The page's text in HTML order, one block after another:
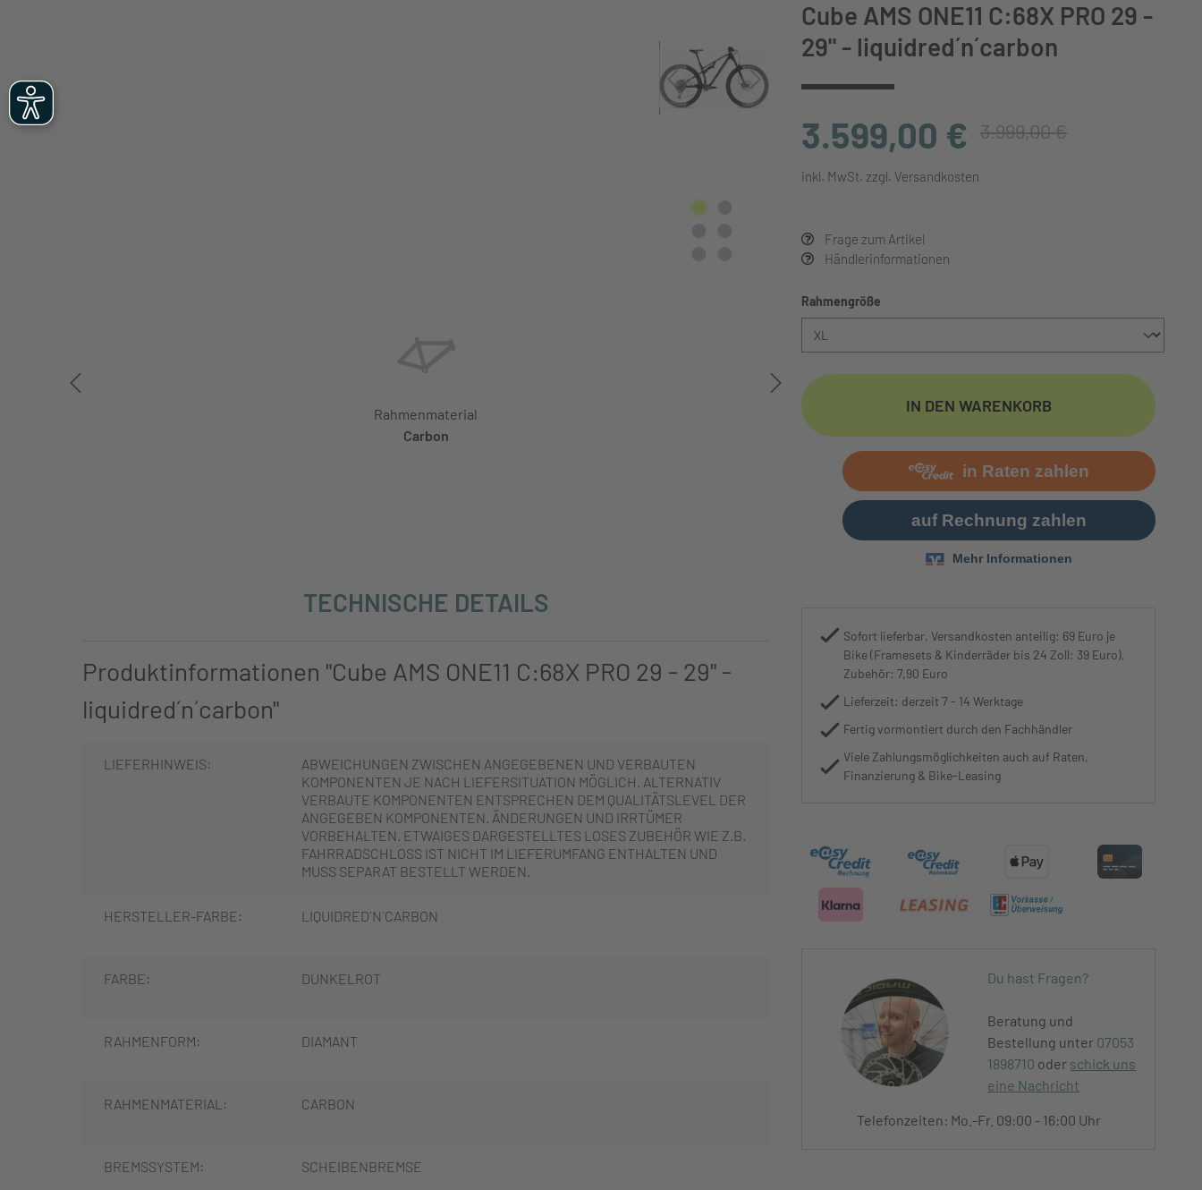
Rahmenmaterial
Carbon
Bremse
Magura MT Thirty, 2-Piston, Hydr.
Cube AMS ONE11 C:68X PRO 29 -
29" - liquidred´n´carbon
3.599,00 € 3.999,00 €
inkl. MwSt. zzgl. Versandkosten
Frage zum Artikel
Händlerinformationen
Rahmengröße
IN DEN WARENKORB
Sofort lieferbar, Versandkosten anteilig: 69 Euro je
Bike (Framesets & Kinderräder bis 24 Zoll: 39 Euro),
Zubehör: 7,90 Euro
Lieferzeit: derzeit 7 - 14 Werktage
Fertig vormontiert durch den Fachhändler
Viele Zahlungsmöglichkeiten auch auf Raten,
Finanzierung & Bike-Leasing
Du hast Fragen?
Beratung und
Bestellung unter 07053
1898710 oder schick uns
eine Nachricht
Telefonzeiten: Mo.-Fr. 09:00 - 16:00 Uhr
TECHNISCHE DETAILS
Produktinformationen "Cube AMS ONE11 C:68X PRO 29 - 29" -
liquidred´n´carbon"
LIEFERHINWEIS:
ABWEICHUNGEN ZWISCHEN ANGEGEBENEN UND VERBAUTEN
KOMPONENTEN JE NACH LIEFERSITUATION MÖGLICH. ALTERNATIV
VERBAUTE KOMPONENTEN ENTSPRECHEN DEM QUALITÄTSLEVEL DER
ANGEGEBEN KOMPONENTEN. ÄNDERUNGEN UND IRRTÜMER
VORBEHALTEN. ETWAIGES DARGESTELLTES LOSES ZUBEHÖR WIE Z.B.
FAHRRADSCHLOSS IST NICHT IM LIEFERUMFANG ENTHALTEN UND
MUSS SEPARAT BESTELLT WERDEN.
HERSTELLER-FARBE: LIQUIDRED´N´CARBON
FARBE: DUNKELROT
RAHMENFORM: DIAMANT
RAHMENMATERIAL: CARBON
BREMSSYSTEM: SCHEIBENBREMSE